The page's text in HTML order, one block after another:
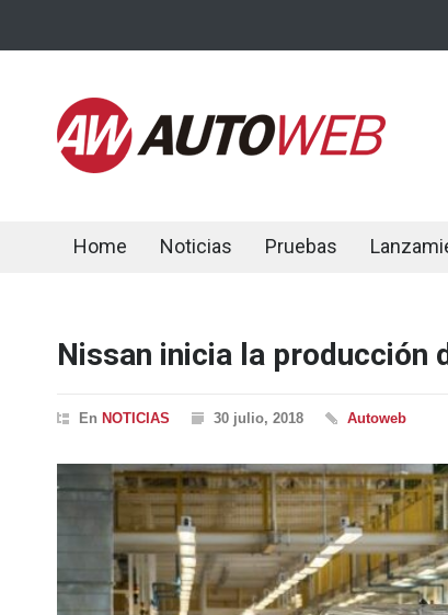
Home Noticias Pruebas
Nissan inicia la producción
En NOTICIAS 30 julio, 2018 Autoweb